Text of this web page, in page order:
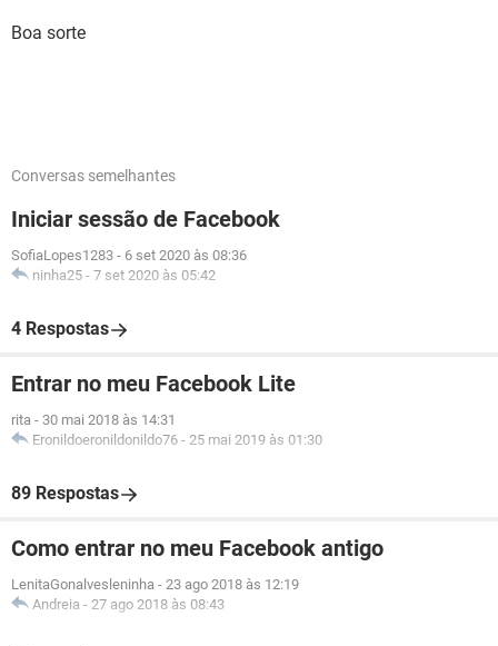
Boa sorte
Conversas semelhantes
Iniciar sessão de Facebook
SofiaLopes1283 - 6 set 2020 às 08:36
ninha25 - 7 set 2020 às 05:42
4 Respostas
Entrar no meu Facebook Lite
rita - 30 mai 2018 às 14:31
Eronildoeronildonildo76 - 25 mai 2019 às 01:30
89 Respostas
Como entrar no meu Facebook antigo
LenitaGonalvesleninha - 23 ago 2018 às 12:19
Andreia - 27 ago 2018 às 08:43